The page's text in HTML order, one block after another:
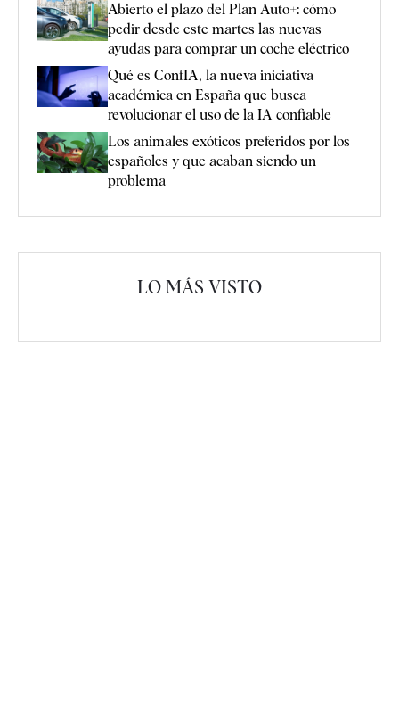
Abierto el plazo del Plan Auto+: cómo
pedir desde este martes las nuevas
ayudas para comprar un coche eléctrico
Qué es ConfIA, la nueva iniciativa
académica en España que busca
revolucionar el uso de la IA confiable
Los animales exóticos preferidos por los
españoles y que acaban siendo un
problema
LO MÁS VISTO